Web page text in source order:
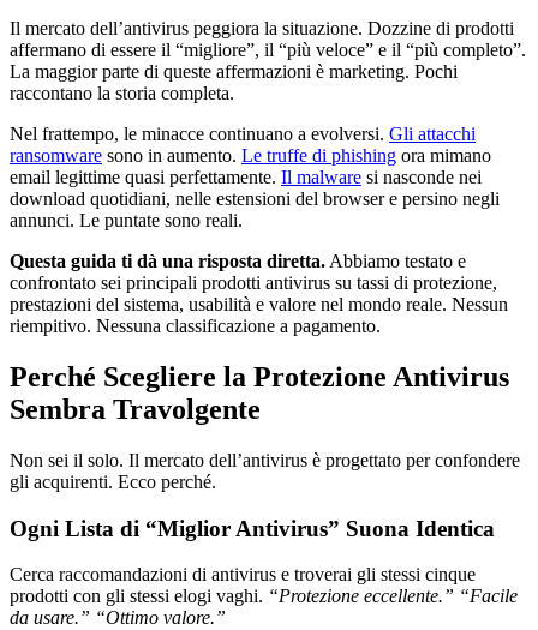
Il mercato dell’antivirus peggiora la situazione. Dozzine di prodotti
affermano di essere il “migliore”, il “più veloce” e il “più completo”.
La maggior parte di queste affermazioni è marketing. Pochi
raccontano la storia completa.
Nel frattempo, le minacce continuano a evolversi. Gli attacchi
ransomware sono in aumento. Le truffe di phishing ora mimano
email legittime quasi perfettamente. Il malware si nasconde nei
download quotidiani, nelle estensioni del browser e persino negli
annunci. Le puntate sono reali.
Questa guida ti dà una risposta diretta. Abbiamo testato e
confrontato sei principali prodotti antivirus su tassi di protezione,
prestazioni del sistema, usabilità e valore nel mondo reale. Nessun
riempitivo. Nessuna classificazione a pagamento.
Perché Scegliere la Protezione Antivirus
Sembra Travolgente
Non sei il solo. Il mercato dell’antivirus è progettato per confondere
gli acquirenti. Ecco perché.
Ogni Lista di “Miglior Antivirus” Suona Identica
Cerca raccomandazioni di antivirus e troverai gli stessi cinque
prodotti con gli stessi elogi vaghi. “Protezione eccellente.” “Facile
da usare.” “Ottimo valore.”